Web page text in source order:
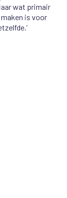
wat primair
is voor